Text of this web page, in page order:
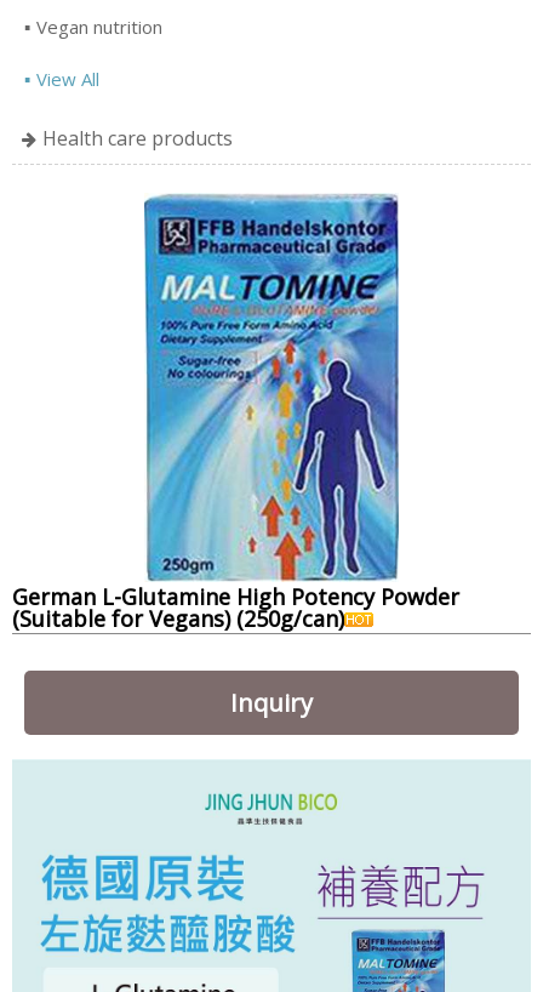
Vegan nutrition
View All
Health care products
German L-Glutamine High Potency Powder
(Suitable for Vegans) (250g/can)
Inquiry